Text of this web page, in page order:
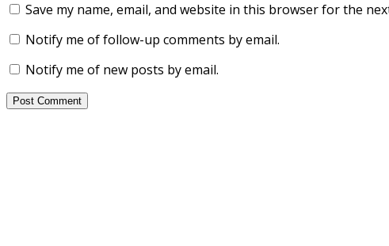
Save my name, email, and website in this browser for the
Notify me of follow-up comments by email.
Notify me of new posts by email.